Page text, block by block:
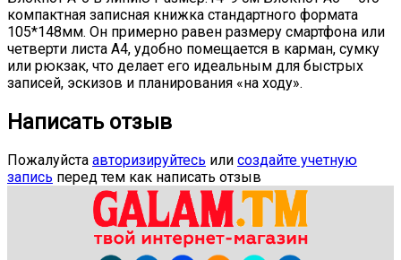
компактная записная книжка стандартного формата
105*148мм. Он примерно равен размеру смартфона или
четверти листа А4, удобно помещается в карман, сумку
или рюкзак, что делает его идеальным для быстрых
записей, эскизов и планирования «на ходу».
Написать отзыв
Пожалуйста авторизируйтесь или создайте учетную
запись перед тем как написать отзыв